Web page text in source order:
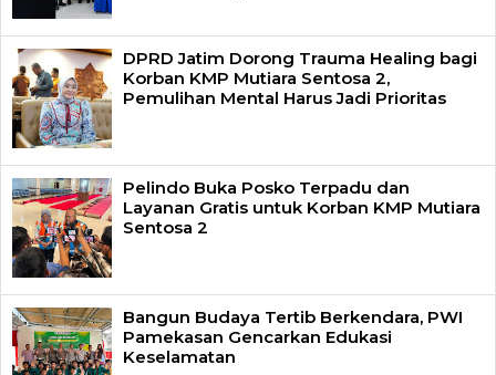
DPRD Jatim Dorong Trauma Healing bagi
Korban KMP Mutiara Sentosa 2,
Pemulihan Mental Harus Jadi Prioritas
Pelindo Buka Posko Terpadu dan
Layanan Gratis untuk Korban KMP Mutiara
Sentosa 2
Bangun Budaya Tertib Berkendara, PWI
Pamekasan Gencarkan Edukasi
Keselamatan